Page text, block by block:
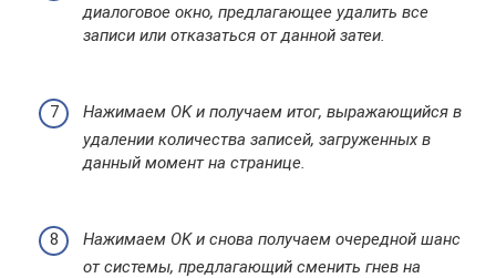
диалоговое окно, предлагающее удалить все
записи или отказаться от данной затеи.
Нажимаем OK и получаем итог, выражающийся в
удалении количества записей, загруженных в
данный момент на странице.
Нажимаем OK и снова получаем очередной шанс
от системы, предлагающий сменить гнев на